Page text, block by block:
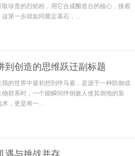
珍贵的烈焰粉，用它合成酿造台的核心，接着
第一步就如同奠定基石，...
到创造的思维跃迁副标题
的世界中最初想到绊马索，是源于一种防御或
群系时，一个能瞬间绊倒敌人使其倒地的装
，更是将一...
遇与挑战并存